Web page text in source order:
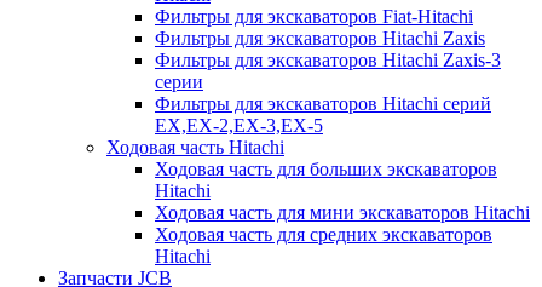
Фильтры для экскаваторов Fiat-Hitachi
Фильтры для экскаваторов Hitachi Zaxis
Фильтры для экскаваторов Hitachi Zaxis-3
серии
Фильтры для экскаваторов Hitachi серий
EX,EX-2,EX-3,EX-5
Ходовая часть Hitachi
Ходовая часть для больших экскаваторов
Hitachi
Ходовая часть для мини экскаваторов Hitachi
Ходовая часть для средних экскаваторов
Hitachi
Запчасти JCB